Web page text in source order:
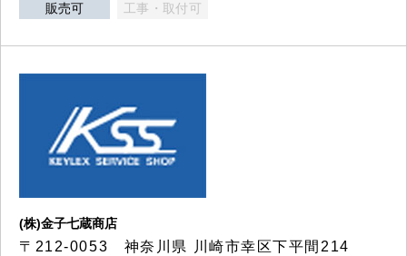
販売可 工事・取付可
(株)金子七蔵商店
〒212-0053 神奈川県 川崎市幸区下平間214